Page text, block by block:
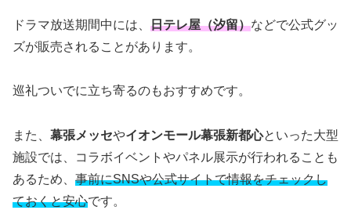
ドラマ放送期間中には、 日テレ屋（汐留）などで公式グッ
ズが販売されることがあります。
巡礼ついでに立ち寄るのもおすすめです。
また、 幕張メッセやイオンモール幕張新都心といった大型
施設では、コラボイベントやパネル展示が行われることも
あるため、 事前にSNSや公式サイトで情報をチェックし
ておくと安心です。